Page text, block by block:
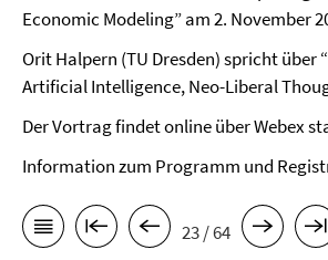
Economic Modeling” am 2. November
Orit Halpern (TU Dresden) spricht über
Artificial Intelligence, Neo-Liberal
Der Vortrag findet online über Webex
Information zum Programm und
23 / 64